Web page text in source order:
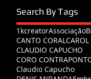
Search By Tags
1kcreatorAssociação
CANTO CORALCAROL
CLAUDIO CAPUCHO
CORO
Claudio Capucho